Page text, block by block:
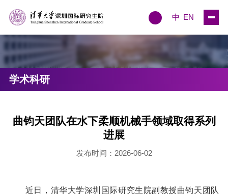
中 EN
学术科研
曲钧天团队在水下柔顺机械手领域取得系列
进展
发布时间：2026-06-02
近日，清华大学深圳国际研究生院副教授曲钧天团队